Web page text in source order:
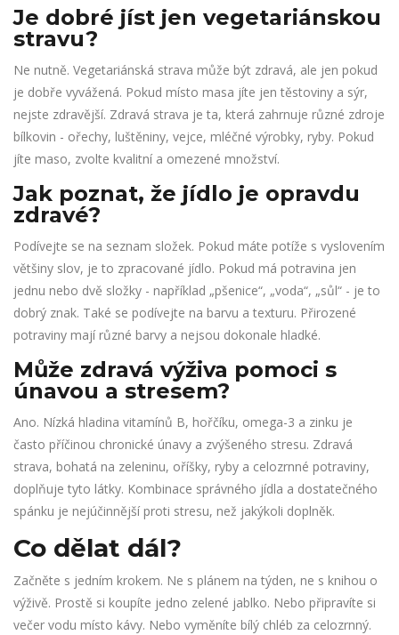
Je dobré jíst jen vegetariánskou
stravu?
Ne nutně. Vegetariánská strava může být zdravá, ale jen pokud
je dobře vyvážená. Pokud místo masa jíte jen těstoviny a sýr,
nejste zdravější. Zdravá strava je ta, která zahrnuje různé zdroje
bílkovin - ořechy, luštěniny, vejce, mléčné výrobky, ryby. Pokud
jíte maso, zvolte kvalitní a omezené množství.
Jak poznat, že jídlo je opravdu
zdravé?
Podívejte se na seznam složek. Pokud máte potíže s vyslovením
většiny slov, je to zpracované jídlo. Pokud má potravina jen
jednu nebo dvě složky - například „pšenice“, „voda“, „sůl“ - je to
dobrý znak. Také se podívejte na barvu a texturu. Přirozené
potraviny mají různé barvy a nejsou dokonale hladké.
Může zdravá výživa pomoci s
únavou a stresem?
Ano. Nízká hladina vitamínů B, hořčíku, omega-3 a zinku je
často příčinou chronické únavy a zvýšeného stresu. Zdravá
strava, bohatá na zeleninu, oříšky, ryby a celozrnné potraviny,
doplňuje tyto látky. Kombinace správného jídla a dostatečného
spánku je nejúčinnější proti stresu, než jakýkoli doplněk.
Co dělat dál?
Začněte s jedním krokem. Ne s plánem na týden, ne s knihou o
výživě. Prostě si koupíte jedno zelené jablko. Nebo připravíte si
večer vodu místo kávy. Nebo vyměníte bílý chléb za celozrnný.